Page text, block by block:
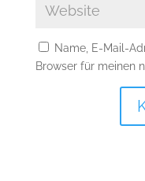
Name, E-Mail-
Browser für meinen